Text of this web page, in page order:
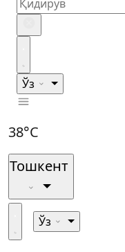
Ўз
38°C
Тошкент
Ўз